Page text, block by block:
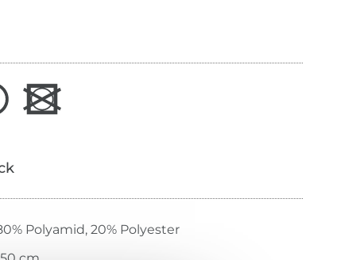
Polyamid, 20% Polyester